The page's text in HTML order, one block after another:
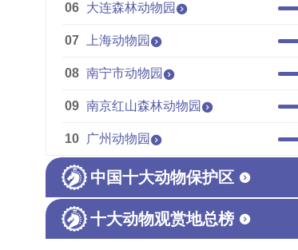
06 大连森林动物园
07 上海动物园
08 南宁市动物园
09 南京红山森林动物园
10 广州动物园
中国十大动物保护区
十大动物观赏地总榜